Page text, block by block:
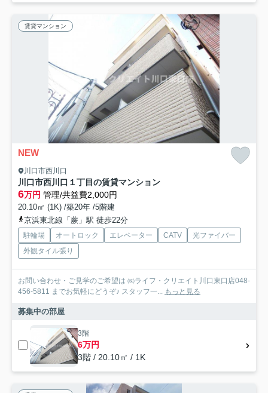
賃貸マンション
NEW
川口市西川口
川口市西川口１丁目の賃貸マンション
6万円 管理/共益費2,000円
20.10㎡ (1K) /築20年 /5階建
京浜東北線「蕨」駅 徒歩22分
駐輪場 オートロック エレベーター CATV
光ファイバー
外観タイル張り
お問い合わせ・ご見学のご希望は ㈱ライフ・クリエイト川口東口店048-
456-5811 までお気軽にどうぞ♪ スタッフ一...
もっと見る
募集中の部屋
3階
6万円
3階 / 20.10㎡ / 1K